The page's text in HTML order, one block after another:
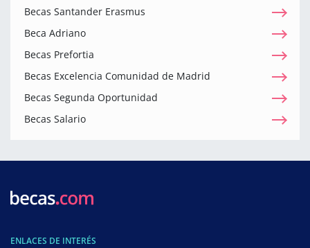
Becas Santander Erasmus
Beca Adriano
Becas Prefortia
Becas Excelencia Comunidad de Madrid
Becas Segunda Oportunidad
Becas Salario
ENLACES DE INTERÉS